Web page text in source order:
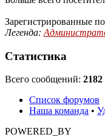
Зарегистрированные
Легенда:
Статистика
Всего сообщений: 2182
Список форумов
Наша команда •
POWERED_BY